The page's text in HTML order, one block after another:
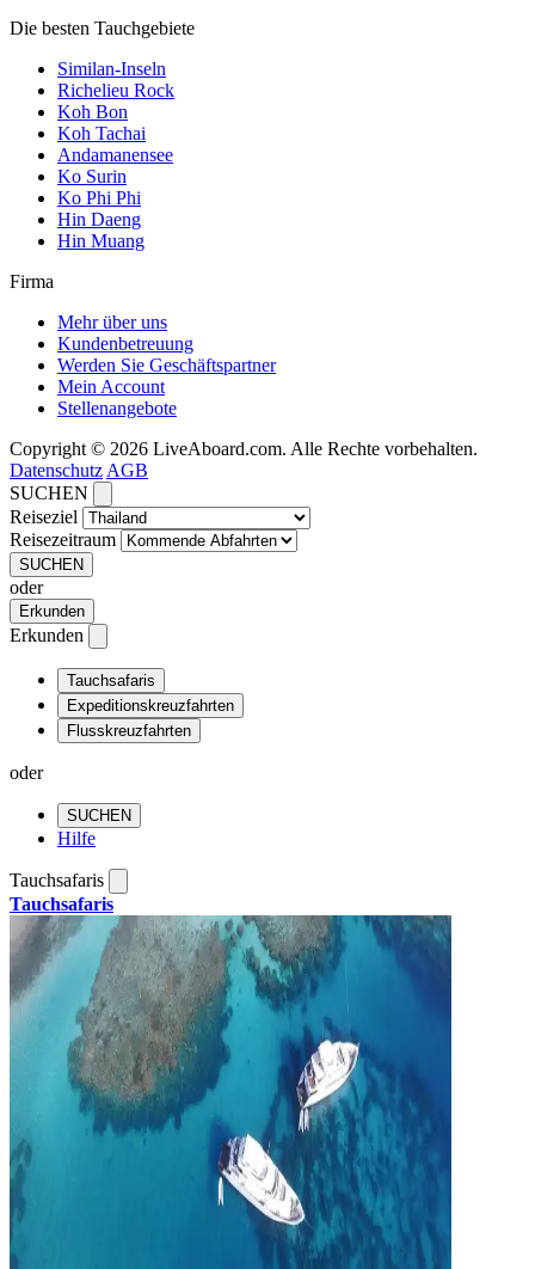
Die besten Tauchgebiete
Similan-Inseln
Richelieu Rock
Koh Bon
Koh Tachai
Andamanensee
Ko Surin
Ko Phi Phi
Hin Daeng
Hin Muang
Firma
Mehr über uns
Kundenbetreuung
Werden Sie Geschäftspartner
Mein Account
Stellenangebote
Copyright © 2026 LiveAboard.com. Alle Rechte vorbehalten.
DatenschutzAGB
SUCHEN
Reiseziel
Reisezeitraum
SUCHEN
oder
Erkunden
Erkunden
Tauchsafaris
Expeditionskreuzfahrten
Flusskreuzfahrten
oder
SUCHEN
Hilfe
Tauchsafaris
Tauchsafaris